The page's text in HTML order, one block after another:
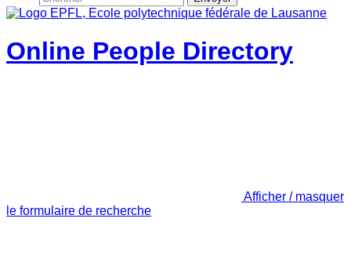
Online People Directory
Afficher / masquer
le formulaire de recherche